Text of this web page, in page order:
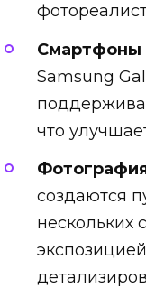
Смартфоны
Samsung
что
создаются
нескольких